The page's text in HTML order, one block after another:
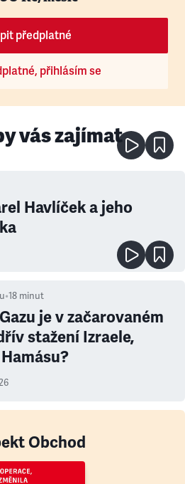
předplatné
přihlásím se
vás zajímat
Havlíček a jeho
•18 minut
je v začarovaném
stažení Izraele,
Obchod